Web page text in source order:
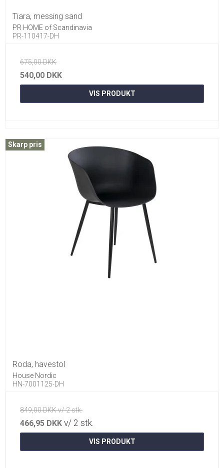
Tiara, messing sand
PR HOME of Scandinavia
PR-110417-DH
675,00 DKK
540,00 DKK
VIS PRODUKT
Skarp pris
Roda, havestol
House Nordic
HN-7001125-DH
849,00 DKK v/ 2 stk.
466,95 DKK v/ 2 stk.
VIS PRODUKT